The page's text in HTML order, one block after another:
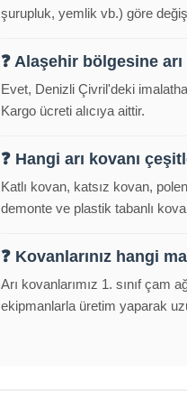
şurupluk, yemlik vb.) göre
❓ Alaşehir bölgesine
Evet, Denizli Çivril'deki
Kargo ücreti alıcıya aittir.
❓ Hangi arı kovanı
Katlı kovan, katsız kovan,
demonte ve plastik tabanlı
❓ Kovanlarınız hangi
Arı kovanlarımız 1. sınıf
ekipmanlarla üretim yaparak